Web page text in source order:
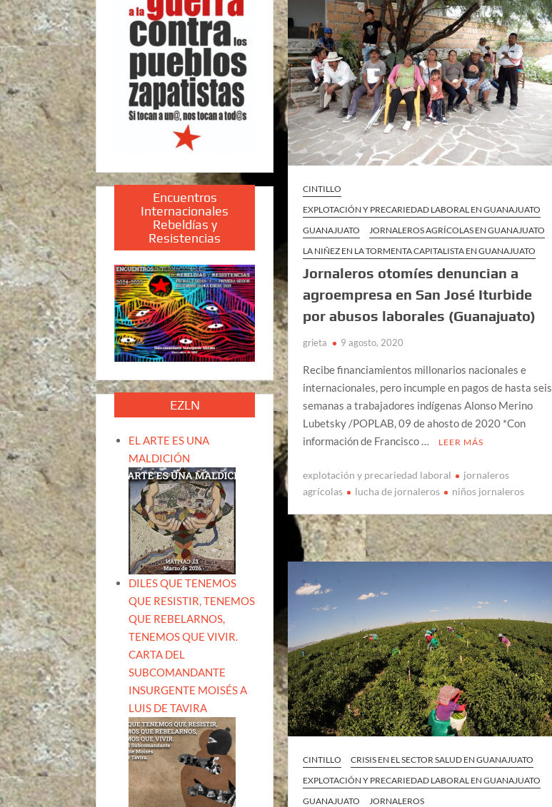
CINTILLO
EXPLOTACIÓN Y PRECARIEDAD LABORAL EN GUANAJUATO
GUANAJUATO
JORNALEROS AGRÍCOLAS EN GUANAJUATO
LA NIÑEZ EN LA TORMENTA CAPITALISTA EN GUANAJUATO
Jornaleros otomíes denuncian a
agroempresa en San José Iturbide
por abusos laborales (Guanajuato)
grieta 9 agosto, 2020
Recibe financiamientos millonarios nacionales e
internacionales, pero incumple en pagos de hasta seis
semanas a trabajadores indígenas Alonso Merino
Lubetsky /POPLAB, 09 de ahosto de 2020 *Con
información de Francisco …
LEER MÁS
explotación y precariedad laboral
jornaleros
agrícolas
lucha de jornaleros niños jornaleros
CINTILLO
CRISIS EN EL SECTOR SALUD EN GUANAJUATO
EXPLOTACIÓN Y PRECARIEDAD LABORAL EN GUANAJUATO
GUANAJUATO
JORNALEROS
Encuentros
Internacionales
Rebeldías y
Resistencias
EZLN
EL ARTE ES UNA
MALDICIÓN
DILES QUE TENEMOS
QUE RESISTIR, TENEMOS
QUE REBELARNOS,
TENEMOS QUE VIVIR.
CARTA DEL
SUBCOMANDANTE
INSURGENTE MOISÉS A
LUIS DE TAVIRA